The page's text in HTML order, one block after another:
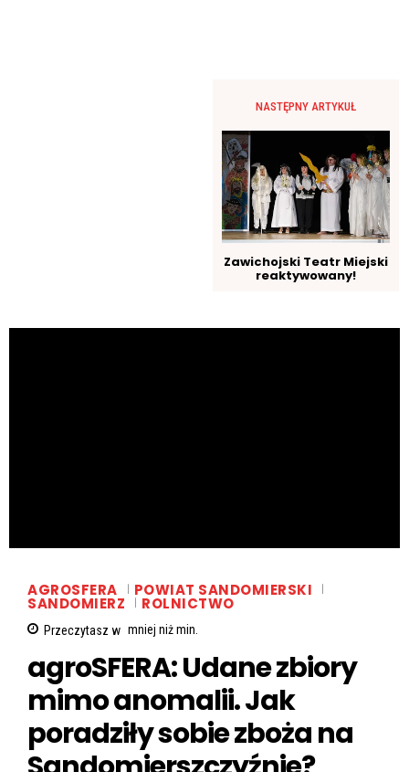
NASTĘPNY ARTYKUŁ
Zawichojski Teatr Miejski
reaktywowany!